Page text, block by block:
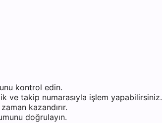
kontrol edin.
ve takip numarasıyla işlem yapabilirsiniz.
kazandırır.
doğrulayın.